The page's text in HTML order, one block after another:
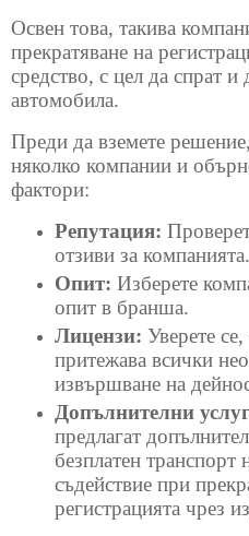
Освен това, такива
прекратяване на
средство, с цел да спрат и
автомобила.
Преди да вземете
няколко компании и
фактори:
Репутация:
отзиви за компанията.
Опит: Изберете
опит в бранша.
Лицензи: Уверете
притежава всички
извършване на
Допълнителни
предлагат
безплатен транспорт
съдействие при
регистрацията чрез